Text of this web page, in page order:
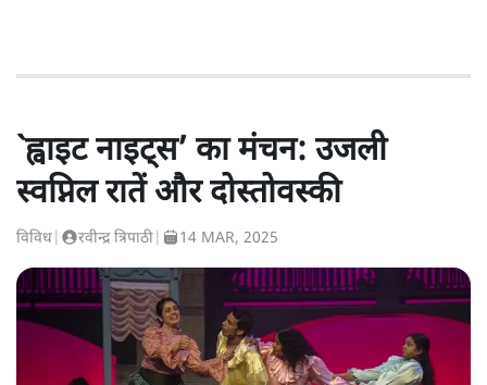
`ह्वाइट नाइट्स’ का मंचन: उजली
स्वप्निल रातें और दोस्तोवस्की
विविध रवीन्द्र त्रिपाठी 14 MAR, 2025